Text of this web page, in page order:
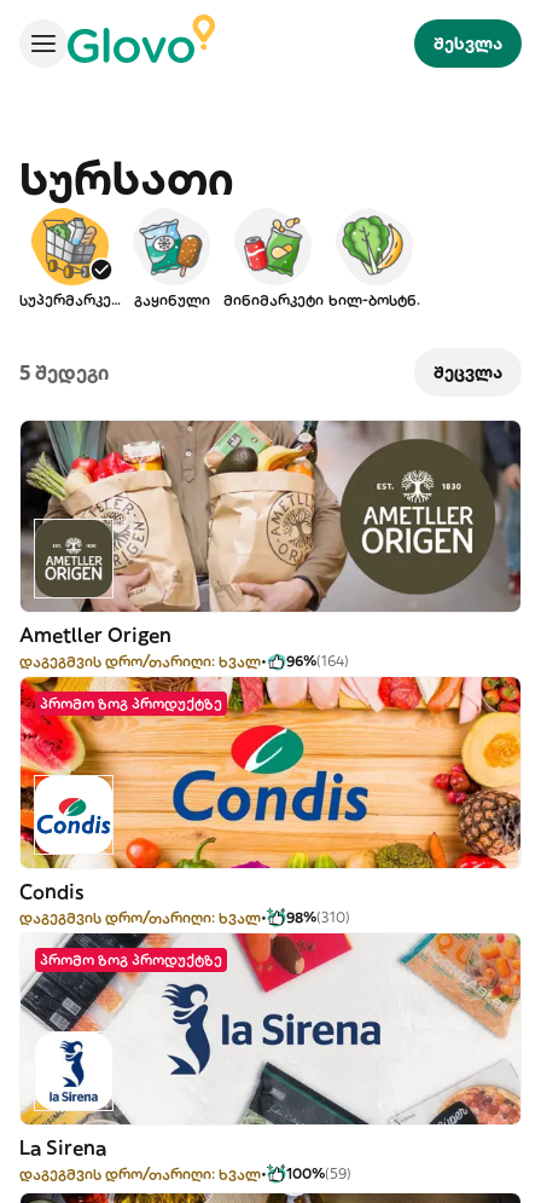
შესვლა
Სურსათი
სუპერმარკეტი გაყინული მინიმარკეტი ხილ-ბოსტნ.
5 შედეგი შეცვლა
Ametller Origen
დაგეგმვის დრო/თარიღი: ხვალ 96%(164)
პრომო ზოგ პროდუქტზე
Condis
დაგეგმვის დრო/თარიღი: ხვალ 98%(310)
პრომო ზოგ პროდუქტზე
La Sirena
დაგეგმვის დრო/თარიღი: ხვალ 100%(59)